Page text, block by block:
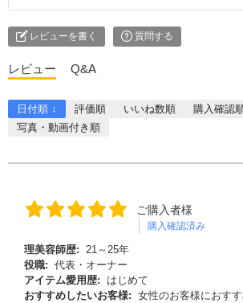
レビューを書く 質問する
レビュー Q&A
日付順 ↓ 評価順 いいね数順
購入確認
写真・動画付き順
ご購入者様
購入確認済み
理美容師歴: 21～25年
役職: 代表・オーナー
アイテム愛用歴:
はじめて
おすすめしたいお客様: 女性のお客様におす